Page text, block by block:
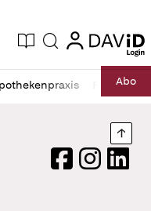
Ausgabe
Suche login
login
RechtAbo
FacebookInstagram